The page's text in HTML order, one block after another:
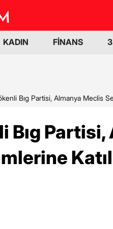
KADIN FİNANS
Bıg Partisi, Almanya Meclis
Bıg Partisi,